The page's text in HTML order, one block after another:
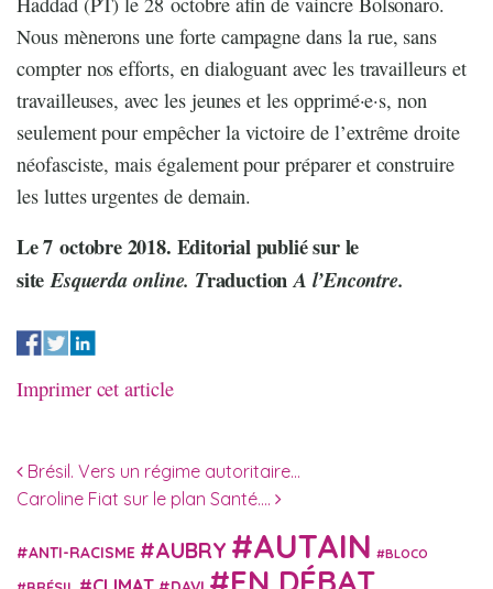
Nous mènerons une forte campagne dans la rue, sans
compter nos efforts, en dialoguant avec les travailleurs et
travailleuses, avec les jeunes et les opprimé·e·s, non
seulement pour empêcher la victoire de l’extrême droite
néofasciste, mais également pour préparer et construire
les luttes urgentes de demain.
Le 7 octobre 2018. Editorial publié sur le
siteEsquerdaonline. TraductionA l’Encontre.
Imprimer cet article
Navigation des articles
Brésil. Vers un régime autoritaire…
Caroline Fiat sur le plan Santé….
ANTI-RACISME AUBRY AUTAIN BLOCO
EN DÉBAT